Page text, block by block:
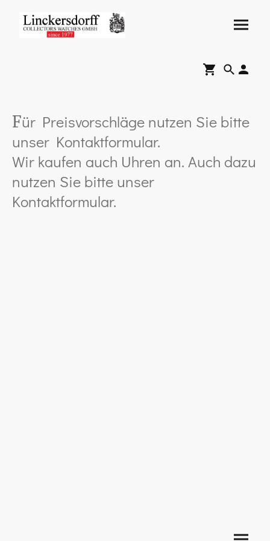
Für Preisvorschläge nutzen Sie bitte
unser Kontaktformular.
Wir kaufen auch Uhren an. Auch dazu
nutzen Sie bitte unser
Kontaktformular.